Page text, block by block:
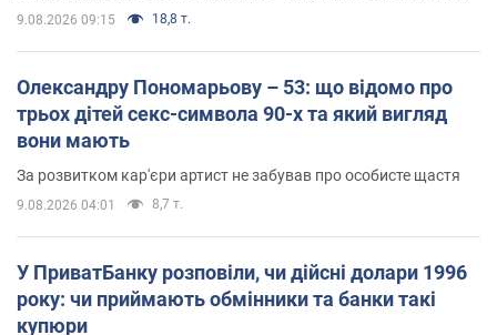
9.08.2026 09:15 18,8 т.
Олександру Пономарьову – 53: що відомо про
трьох дітей секс-символа 90-х та який вигляд
вони мають
За розвитком кар'єри артист не забував про особисте щастя
9.08.2026 04:01 8,7 т.
У ПриватБанку розповіли, чи дійсні долари 1996
року: чи приймають обмінники та банки такі
купюри